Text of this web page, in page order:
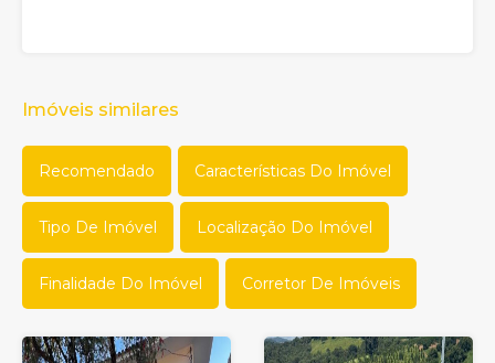
Imóveis similares
Recomendado Características Do Imóvel
Tipo De Imóvel Localização Do Imóvel
Finalidade Do Imóvel Corretor De Imóveis